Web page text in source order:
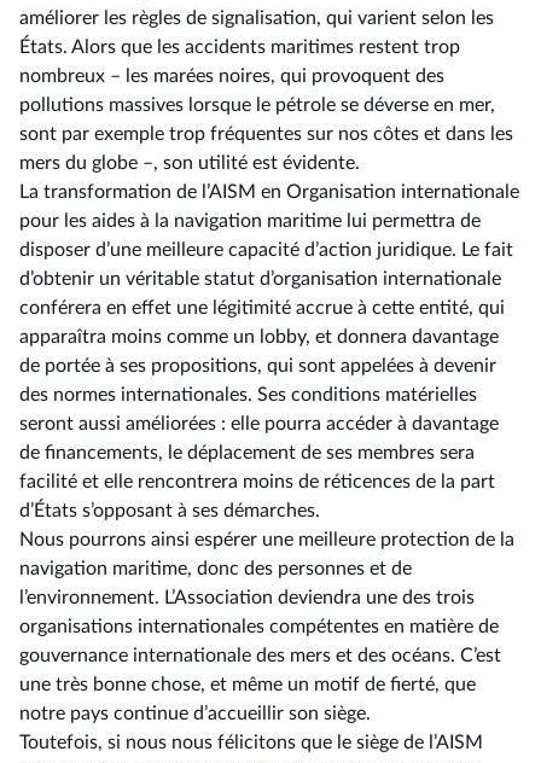
améliorer les règles de signalisation, qui varient selon les
États. Alors que les accidents maritimes restent trop
nombreux –⁠ les marées noires, qui provoquent des
pollutions massives lorsque le pétrole se déverse en mer,
sont par exemple trop fréquentes sur nos côtes et dans les
mers du globe –, son utilité est évidente.
La transformation de l’AISM en Organisation internationale
pour les aides à la navigation maritime lui permettra de
disposer d’une meilleure capacité d’action juridique. Le fait
d’obtenir un véritable statut d’organisation internationale
conférera en effet une légitimité accrue à cette entité, qui
apparaîtra moins comme un lobby, et donnera davantage
de portée à ses propositions, qui sont appelées à devenir
des normes internationales. Ses conditions matérielles
seront aussi améliorées : elle pourra accéder à davantage
de financements, le déplacement de ses membres sera
facilité et elle rencontrera moins de réticences de la part
d’États s’opposant à ses démarches.
Nous pourrons ainsi espérer une meilleure protection de la
navigation maritime, donc des personnes et de
l’environnement. L’Association deviendra une des trois
organisations internationales compétentes en matière de
gouvernance internationale des mers et des océans. C’est
une très bonne chose, et même un motif de fierté, que
notre pays continue d’accueillir son siège.
Toutefois, si nous nous félicitons que le siège de l’AISM